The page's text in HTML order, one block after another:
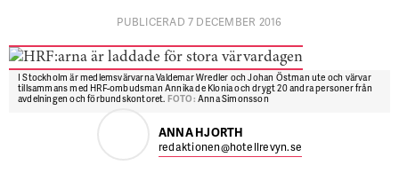
PUBLICERAD 7 DECEMBER 2016
I Stockholm är medlemsvärvarna Valdemar Wredler och Johan Östman ute och värvar
tillsammans med HRF-ombudsman Annika de Klonia och drygt 20 andra personer från
avdelningen och förbundskontoret. FOTO: Anna Simonsson
ANNA HJORTH
redaktionen@hotellrevyn.se